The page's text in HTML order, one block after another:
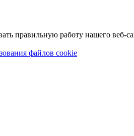
правильную работу нашего веб-
файлов cookie